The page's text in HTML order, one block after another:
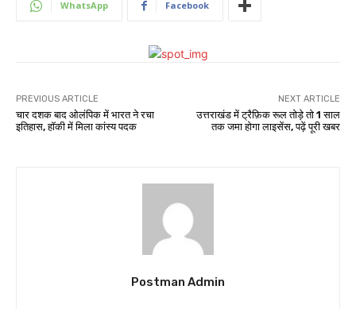
WhatsApp Facebook
PREVIOUS ARTICLE
चार दशक बाद ओलंपिक में भारत ने रचा
इतिहास, हॉकी में मिला कांस्य पदक
NEXT ARTICLE
उत्तराखंड में ट्रैफ़िक रूल तोड़े तो 1 साल
तक जमा होगा लाइसेंस, पढ़ें पूरी खबर
Postman Admin